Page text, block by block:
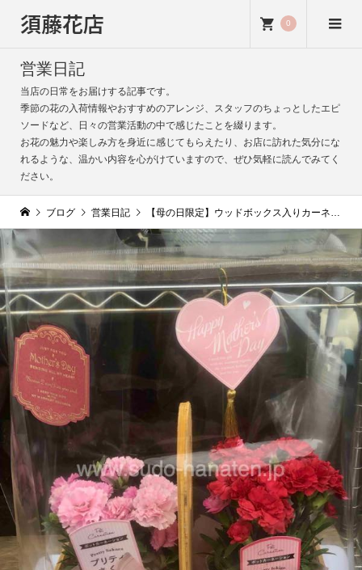
須藤花店 0
営業日記
当店の日常をお届けする記事です。
季節の花の入荷情報やおすすめのアレンジ、スタッフのちょっとしたエピ
ソードなど、日々の営業活動の中で感じたことを綴ります。
お花の魅力や楽しみ方を身近に感じてもらえたり、お店に訪れた気分にな
れるような、温かい内容を心がけていますので、ぜひ気軽に読んでみてく
ださい。
ブログ 営業日記 【母の日限定】ウッドボックス入りカーネーションセット登場！｜お部屋にそのまま飾っていただけるギフト